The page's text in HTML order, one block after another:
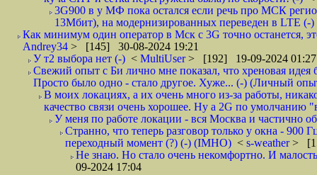
3G900 в у МФ пока остался если речь про МСК
13Мбит), на модернизированных переведен в LTE
Как минимум один оператор в Мск с 3G точно останется,
Andrey34 > [145] 30-08-2024 19:21
У т2 выбора нет (-) < MultiUser> [192] 19-09-2024 01:27
Свежий опыт с Би лично мне показал, что хреновая
Просто было одно - стало другое. Хуже... (-) (Личный
В моих локациях, а их очень много из-за работы,
качество связи очень хорошее. Ну а 2G по умолчанию
У меня по работе локации - вся Москва и частично
Странно, что теперь разговор только у окна -
переходный момент (?) (-) (IMHO) < s-weather>
Не знаю. Но стало очень некомфортно. И
09-2024 17:04